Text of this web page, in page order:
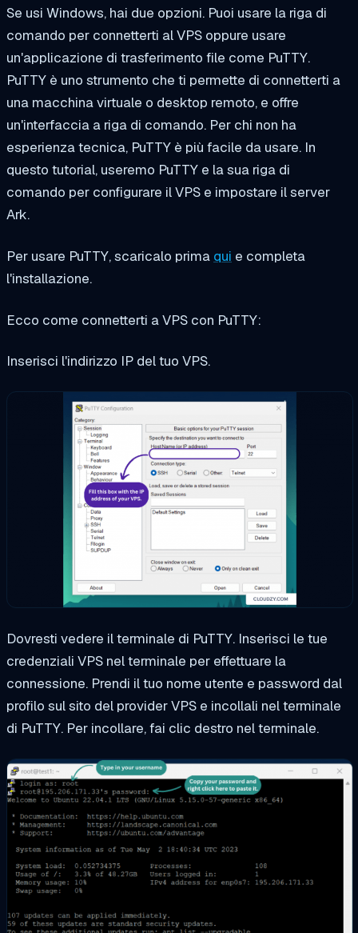
Se usi Windows, hai due opzioni. Puoi usare la riga di
comando per connetterti al VPS oppure usare
un'applicazione di trasferimento file come PuTTY.
PuTTY è uno strumento che ti permette di connetterti a
una macchina virtuale o desktop remoto, e offre
un'interfaccia a riga di comando. Per chi non ha
esperienza tecnica, PuTTY è più facile da usare. In
questo tutorial, useremo PuTTY e la sua riga di
comando per configurare il VPS e impostare il server
Ark.
Per usare PuTTY, scaricalo prima qui e completa
l'installazione.
Ecco come connetterti a VPS con PuTTY:
Inserisci l'indirizzo IP del tuo VPS.
Dovresti vedere il terminale di PuTTY. Inserisci le tue
credenziali VPS nel terminale per effettuare la
connessione. Prendi il tuo nome utente e password dal
profilo sul sito del provider VPS e incollali nel terminale
di PuTTY. Per incollare, fai clic destro nel terminale.